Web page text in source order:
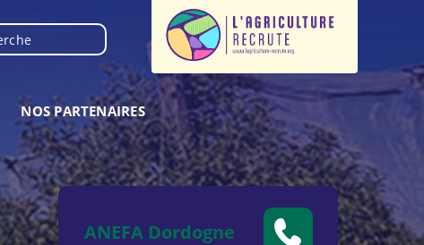
NOS PARTENAIRES
ANEFA Dordogne